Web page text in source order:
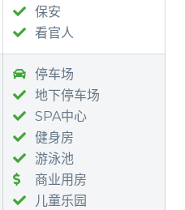
保安
看官人
停车场
地下停车场
SPA中心
健身房
游泳池
商业用房
儿童乐园